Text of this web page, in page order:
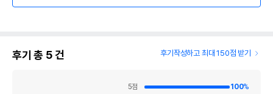
후기 총 5건 후기작성하고 최대 150점 받기
5점 100%